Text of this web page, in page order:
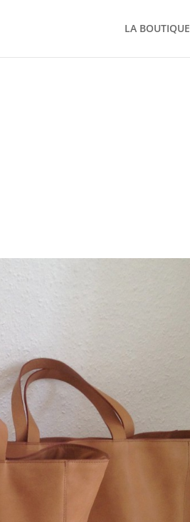
LA BOUTIQUE